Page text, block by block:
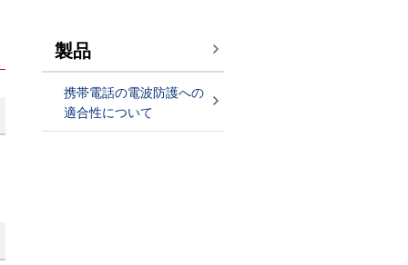
製品
携帯電話の電波防護への
適合性について